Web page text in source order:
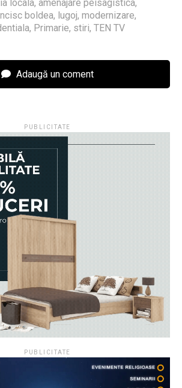
locala, amenajare peisagistica,
boldea, lugoj, modernizare,
, Primarie, stiri, TEN TV
Adaugă un coment
PUBLICITATE
PUBLICITATE